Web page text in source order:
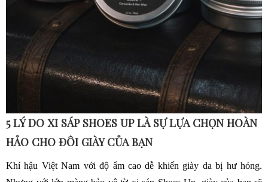
5 LÝ DO XI SÁP SHOES UP LÀ SỰ LỰA CHỌN HOÀN
HẢO CHO ĐÔI GIÀY CỦA BẠN
Khí hậu Việt Nam với độ ẩm cao dễ khiến giày da bị hư hỏng.